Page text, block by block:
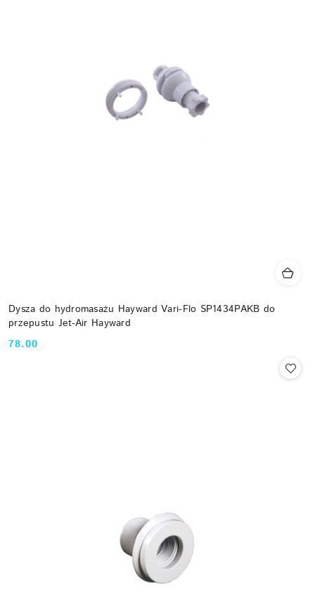
Dysza do hydromasażu Hayward Vari-Flo SP1434PAKB do
przepustu Jet-Air Hayward
Cena:
78.00